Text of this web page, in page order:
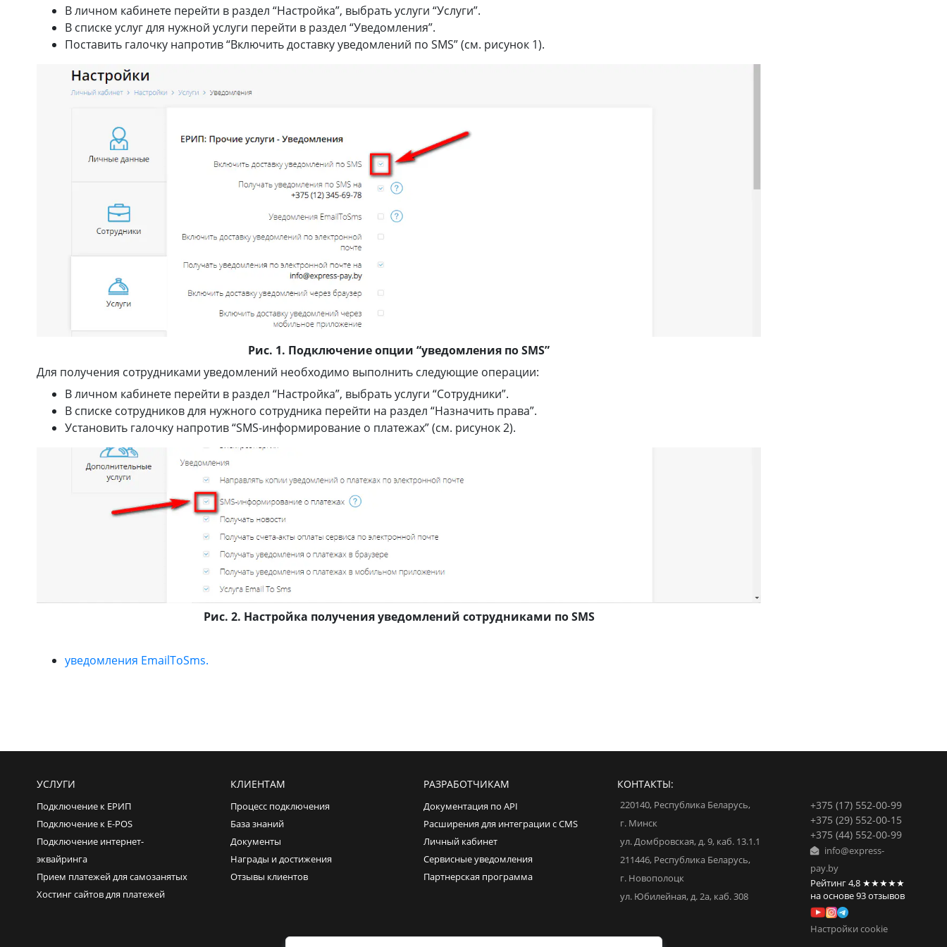
В личном кабинете перейти в раздел “Настройка”, выбрать услуги “Услуги”.
В списке услуг для нужной услуги перейти в раздел “Уведомления”.
Поставить галочку напротив “Включить доставку уведомлений по SMS” (см. рисунок 1).
Рис. 1. Подключение опции “уведомления по SMS”
Для получения сотрудниками уведомлений необходимо выполнить следующие операции:
В личном кабинете перейти в раздел “Настройка”, выбрать услуги “Сотрудники”.
В списке сотрудников для нужного сотрудника перейти на раздел “Назначить права”.
Установить галочку напротив “SMS-информирование о платежах” (см. рисунок 2).
Рис. 2. Настройка получения уведомлений сотрудниками по SMS
уведомления EmailToSms.
УСЛУГИ
Подключение к ЕРИП
Подключение к E-POS
Подключение интернет-
эквайринга
Прием платежей для самозанятых
Хостинг сайтов для платежей
КЛИЕНТАМ
Процесс подключения
База знаний
Документы
Награды и достижения
Отзывы клиентов
РАЗРАБОТЧИКАМ
Документация по API
Расширения для интеграции с CMS
Личный кабинет
Сервисные уведомления
Партнерская программа
КОНТАКТЫ:
220140, Республика Беларусь,
г. Минск
ул. Домбровская, д. 9, каб. 13.1.1
211446, Республика Беларусь,
г. Новополоцк
ул. Юбилейная, д. 2а, каб. 308
+375 (17) 552-00-99
+375 (29) 552-00-15
+375 (44) 552-00-99
info@express-
pay.by
Рейтинг4,8 ★★★★★
на основе93отзывов
Настройки cookie